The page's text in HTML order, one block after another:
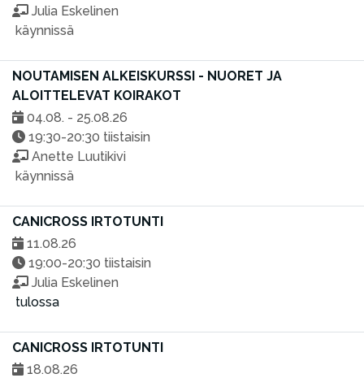
Julia Eskelinen
käynnissä
NOUTAMISEN ALKEISKURSSI - NUORET JA
ALOITTELEVAT KOIRAKOT
04.08. - 25.08.26
19:30-20:30 tiistaisin
Anette Luutikivi
käynnissä
CANICROSS IRTOTUNTI
11.08.26
19:00-20:30 tiistaisin
Julia Eskelinen
tulossa
CANICROSS IRTOTUNTI
18.08.26